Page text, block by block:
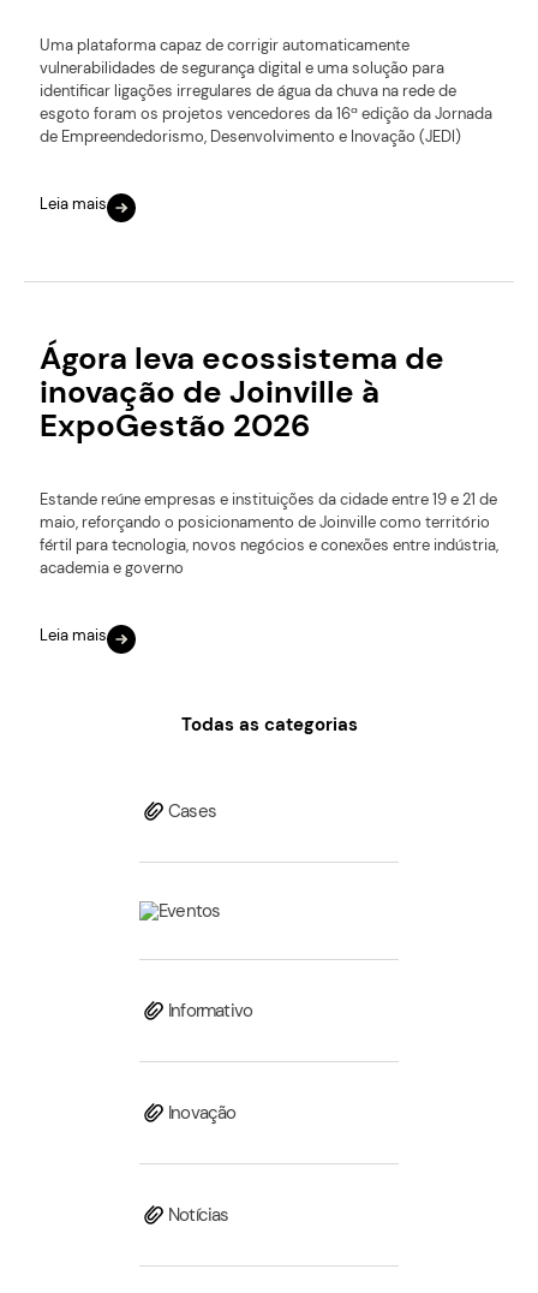
Todas as categorias
Cases
Eventos
Informativo
Inovação
Notícias
Uma plataforma capaz de corrigir automaticamente
vulnerabilidades de segurança digital e uma solução para
identificar ligações irregulares de água da chuva na rede de
esgoto foram os projetos vencedores da 16ª edição da Jornada
de Empreendedorismo, Desenvolvimento e Inovação (JEDI)
Leia mais
Ágora leva ecossistema de
inovação de Joinville à
ExpoGestão 2026
Estande reúne empresas e instituições da cidade entre 19 e 21 de
maio, reforçando o posicionamento de Joinville como território
fértil para tecnologia, novos negócios e conexões entre indústria,
academia e governo
Leia mais